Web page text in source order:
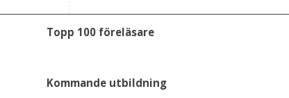
Topp 100 föreläsare
Kommande utbildning